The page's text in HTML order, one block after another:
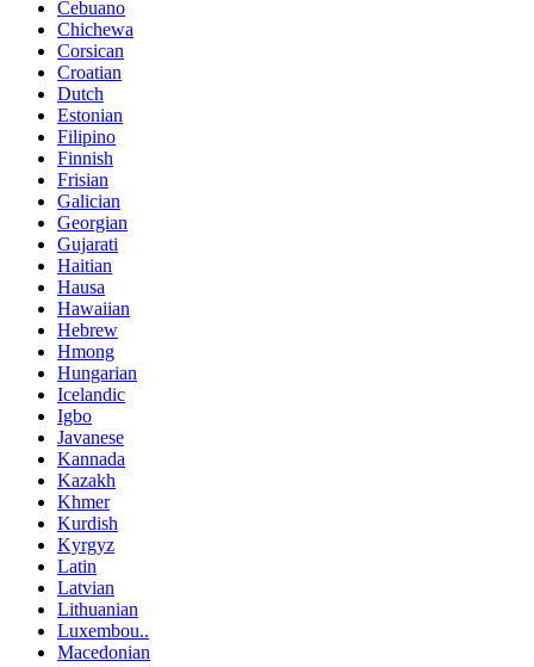
Cebuano
Chichewa
Corsican
Croatian
Dutch
Estonian
Filipino
Finnish
Frisian
Galician
Georgian
Gujarati
Haitian
Hausa
Hawaiian
Hebrew
Hmong
Hungarian
Icelandic
Igbo
Javanese
Kannada
Kazakh
Khmer
Kurdish
Kyrgyz
Latin
Latvian
Lithuanian
Luxembou..
Macedonian